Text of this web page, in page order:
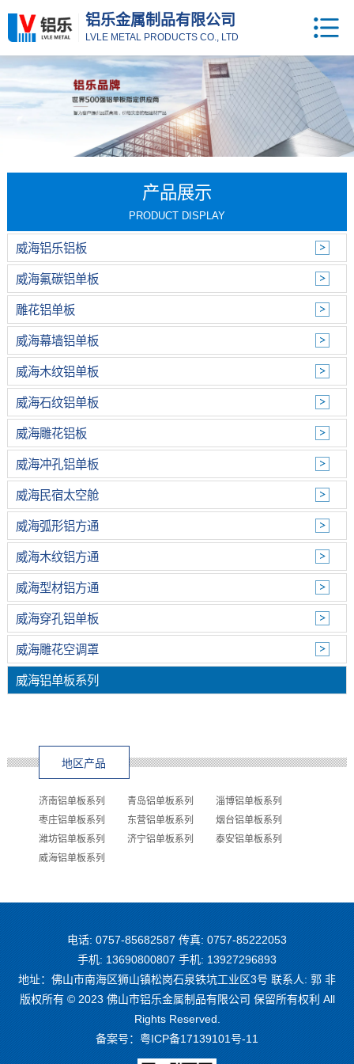
铝乐金属制品有限公司
LVLE METAL PRODUCTS CO., LTD
产品展示
PRODUCT DISPLAY
威海铝乐铝板
威海氟碳铝单板
雕花铝单板
威海幕墙铝单板
威海木纹铝单板
威海石纹铝单板
威海雕花铝板
威海冲孔铝单板
威海民宿太空舱
威海弧形铝方通
威海木纹铝方通
威海型材铝方通
威海穿孔铝单板
威海雕花空调罩
威海铝单板系列
地区产品
济南铝单板系列 青岛铝单板系列
淄博铝单板系列
枣庄铝单板系列
东营铝单板系列
烟台铝单板系列
潍坊铝单板系列
济宁铝单板系列
泰安铝单板系列
威海铝单板系列
电话: 0757-85682587 传真: 0757-85222053
手机: 13690800807 手机: 13927296893
地址：佛山市南海区狮山镇松岗石泉铁坑工业区3号 联系人: 郭 非
版权所有 © 2023 佛山市铝乐金属制品有限公司 保留所有权利 All
Rights Reserved.
备案号： 粤ICP备17139101号-11